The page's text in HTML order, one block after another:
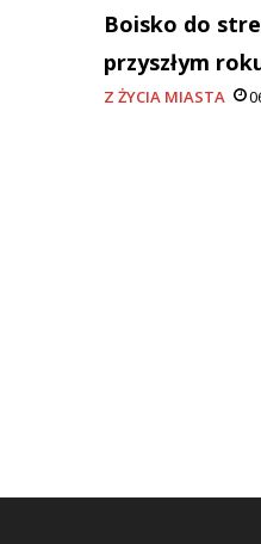
Boisko do
przyszłym
Z ŻYCIA MIASTA